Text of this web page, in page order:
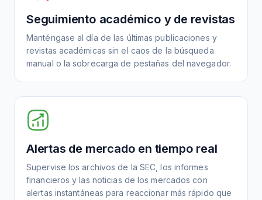
Seguimiento académico y de revistas
Manténgase al día de las últimas publicaciones y
revistas académicas sin el caos de la búsqueda
manual o la sobrecarga de pestañas del navegador.
Alertas de mercado en tiempo real
Supervise los archivos de la SEC, los informes
financieros y las noticias de los mercados con
alertas instantáneas para reaccionar más rápido que